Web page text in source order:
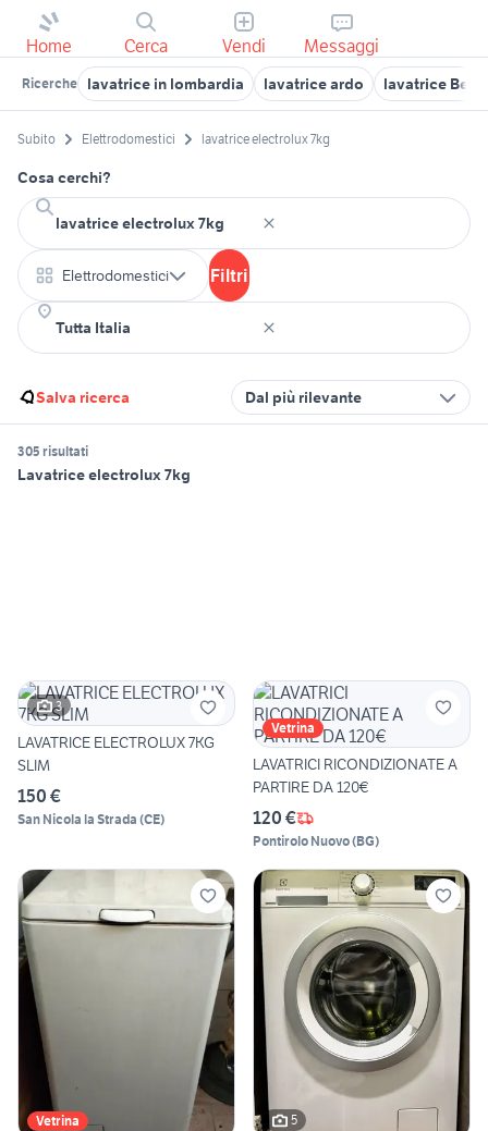
Home Cerca Vendi Messaggi
Ricerche lavatrice in lombardia lavatrice ardo lavatrice
Subito Elettrodomestici lavatrice electrolux 7kg
Cosa cerchi?
Elettrodomestici Filtri
Salva ricerca Dal più rilevante
305 risultati
Lavatrice electrolux 7kg
3
LAVATRICE ELECTROLUX 7KG
SLIM
150 €
San Nicola la Strada (CE)
Vetrina
LAVATRICI RICONDIZIONATE A
PARTIRE DA 120€
120 €
Pontirolo Nuovo(BG)
Vetrina 5